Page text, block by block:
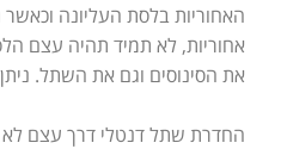
האחוריות בלסת העליונה
אחוריות, לא תמיד תהיה עצם
את הסינוסים וגם את השתל.
החדרת שתל דנטלי דרך עצם